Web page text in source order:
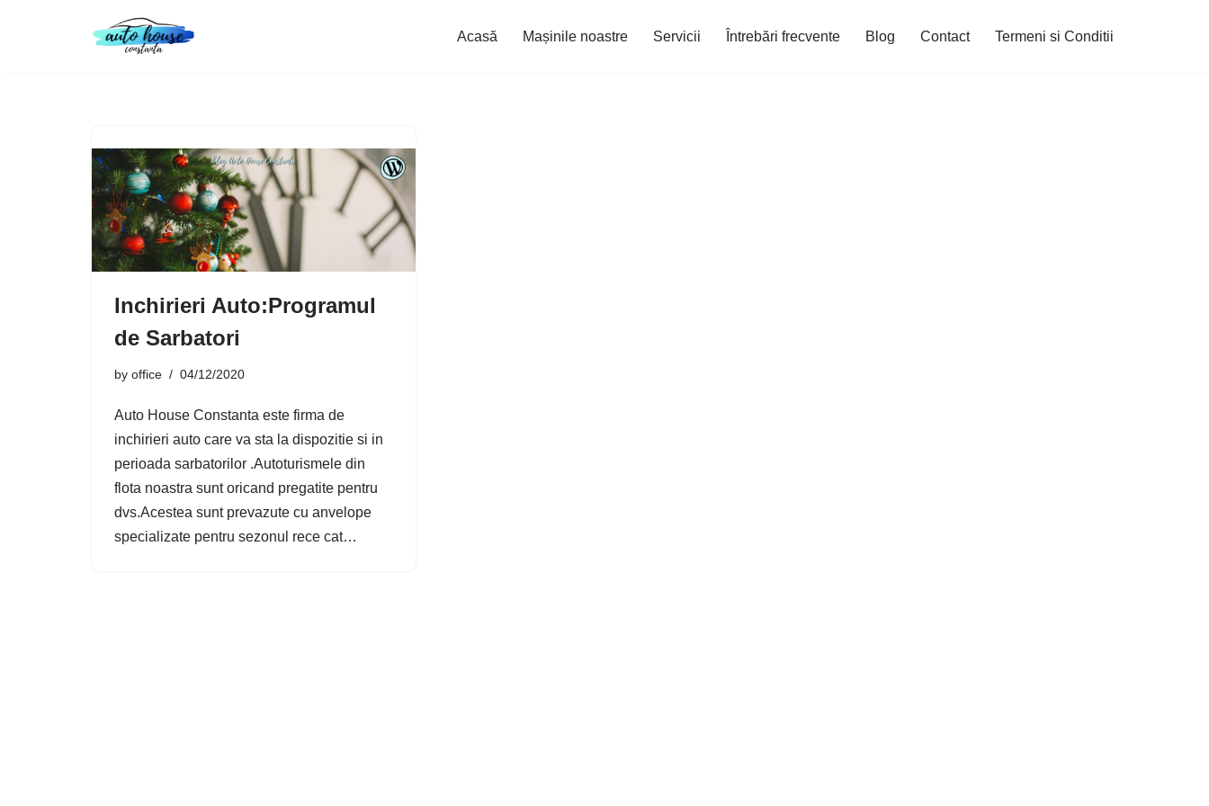
Acasă Mașinile noastre Servicii Întrebări frecvente Blog Contact Termeni si Conditii
Inchirieri Auto:Programul
de Sarbatori
by office 04/12/2020
Auto House Constanta este firma de
inchirieri auto care va sta la dispozitie si in
perioada sarbatorilor .Autoturismele din
flota noastra sunt oricand pregatite pentru
dvs.Acestea sunt prevazute cu anvelope
specializate pentru sezonul rece cat…